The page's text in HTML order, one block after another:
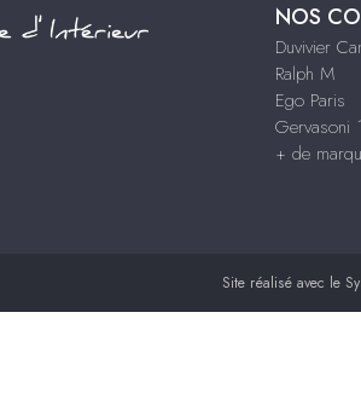
NOS
Duvivier
Ralph M
Ego Paris
Gervasoni
+ de
Site réalisé avec le